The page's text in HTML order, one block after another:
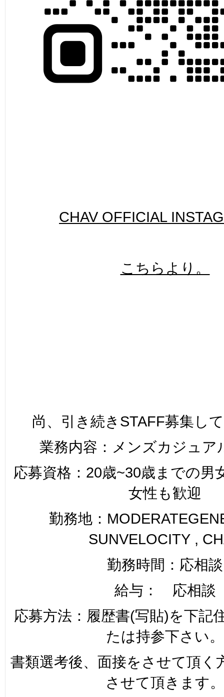
CHAV OFFICIAL
こちらより。
尚、引き続きSTAFF募集し
業務内容：メンズカジュア
応募資格：20歳~30歳までの
女性も歓迎
勤務地：
SUNVELOCITY ,
勤務時間：応相談
給与： 応相談
応募方法：履歴書(写貼)を下記
たは持参下さい。
書類選考後、面接をさせて頂く
させて頂きます。